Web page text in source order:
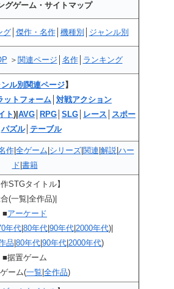
グゲーム・サイトマップ
グ│ 傑作・名作│ 機種別 ジャンル別
＞ 関連ページ 名作│ ランキング
ンル別関連ページ】
ットフォーム 対戦アクション
ト)| AVG RPG SLG レース
スポー
パズル│ テーブル
作| 全ゲーム シリーズ| 関連 解説| ハー
ド 書籍
作STGタイトル】
(一覧|全作品)|
■アーケード
年代| 80年代| 90年代| 2000年代)|
品 80年代| 90年代| 2000年代)
■据置ゲーム
ーム(一覧 全作品)